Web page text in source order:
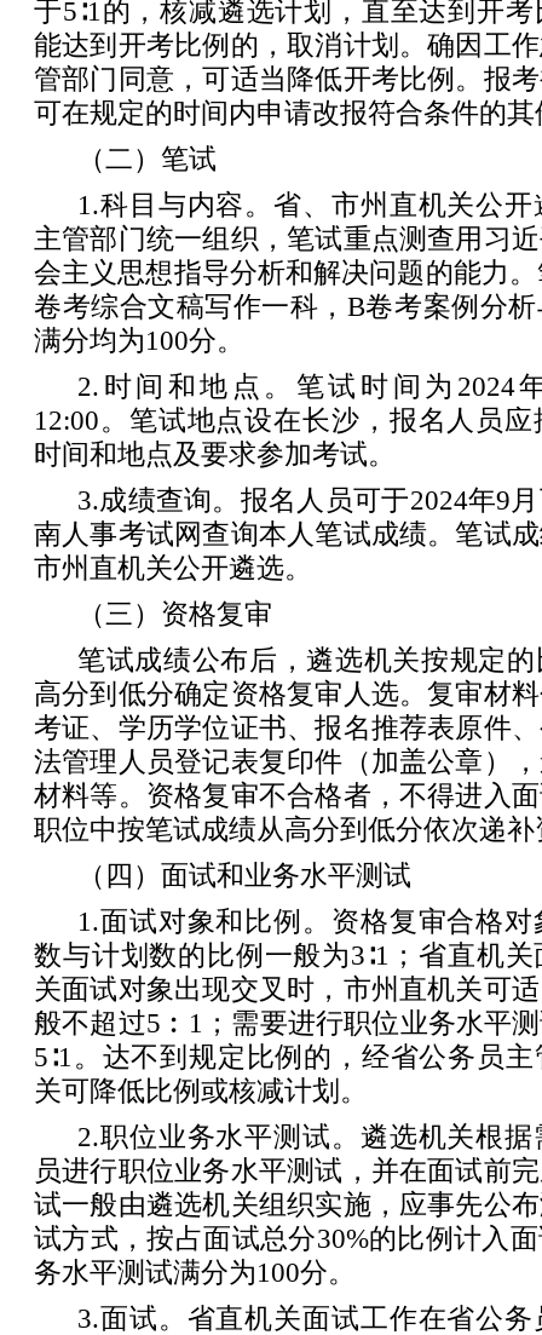
于5∶1的，核减遴选计划，直至达到开
能达到开考比例的，取消计划。确因工
管部门同意，可适当降低开考比例。报
可在规定的时间内申请改报符合条件的
（二）笔试
1.科目与内容。省、市州直机关公
主管部门统一组织，笔试重点测查用习
会主义思想指导分析和解决问题的能力
卷考综合文稿写作一科，B卷考案例分
满分均为100分。
2.时间和地点。笔试时间为2024
12:00。笔试地点设在长沙，报名人员
时间和地点及要求参加考试。
3.成绩查询。报名人员可于2024年9
南人事考试网查询本人笔试成绩。笔试
市州直机关公开遴选。
（三）资格复审
笔试成绩公布后，遴选机关按规定
高分到低分确定资格复审人选。复审材
考证、学历学位证书、报名推荐表原件
法管理人员登记表复印件（加盖公章）
材料等。资格复审不合格者，不得进入
职位中按笔试成绩从高分到低分依次递
（四）面试和业务水平测试
1.面试对象和比例。资格复审合格
数与计划数的比例一般为3∶1；省直机
关面试对象出现交叉时，市州直机关可
般不超过5︰1；需要进行职位业务水平
5∶1。达不到规定比例的，经省公务员
关可降低比例或核减计划。
2.职位业务水平测试。遴选机关根
员进行职位业务水平测试，并在面试前
试一般由遴选机关组织实施，应事先公
试方式，按占面试总分30%的比例计入
务水平测试满分为100分。
3.面试。省直机关面试工作在省公